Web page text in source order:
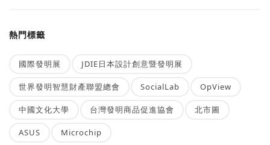
熱門標籤
國際發明展 JDIE日本設計創意暨發明展
世界發明智慧財產聯盟總會 SocialLab OpView
中國文化大學 台灣發明商品促進協會 北市圖
ASUS Microchip